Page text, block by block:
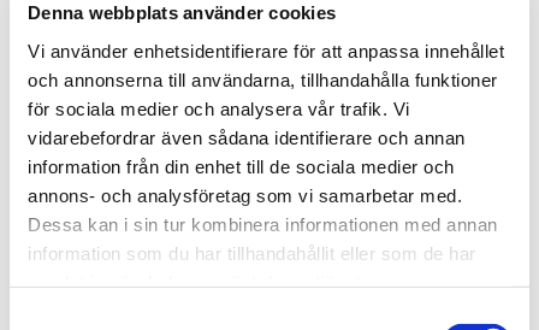
Denna webbplats använder cookies
Vi använder enhetsidentifierare för att anpassa innehållet
och annonserna till användarna, tillhandahålla funktioner
för sociala medier och analysera vår trafik. Vi
vidarebefordrar även sådana identifierare och annan
information från din enhet till de sociala medier och
annons- och analysföretag som vi samarbetar med.
Dessa kan i sin tur kombinera informationen med annan
information som du har tillhandahållit eller som de har
Lägg till i favoriter
Artikelnr
AMIG8454
Leveranstid
skickas från oss inom 0-1 vardagar
Allmänt